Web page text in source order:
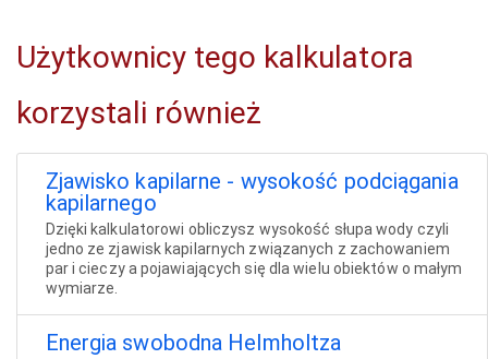
Użytkownicy tego kalkulatora
korzystali również
Zjawisko kapilarne - wysokość podciągania
kapilarnego
Dzięki kalkulatorowi obliczysz wysokość słupa wody czyli
jedno ze zjawisk kapilarnych związanych z zachowaniem
par i cieczy a pojawiających się dla wielu obiektów o małym
wymiarze.
Energia swobodna Helmholtza